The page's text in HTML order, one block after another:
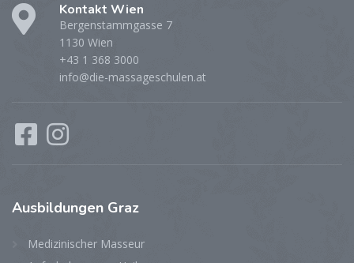
Kontakt Wien
Bergenstammgasse 7
1130 Wien
+43 1 368 3000
info@die-massageschulen.at
Ausbildungen Graz
Medizinischer Masseur